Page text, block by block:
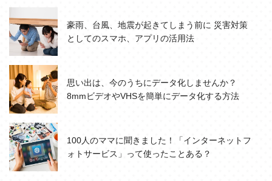
豪雨、台風、地震が起きてしまう前に 災害対策
としてのスマホ、アプリの活用法
思い出は、今のうちにデータ化しませんか？
8mmビデオやVHSを簡単にデータ化する方法
100人のママに聞きました！「インターネットフ
ォトサービス」って使ったことある？